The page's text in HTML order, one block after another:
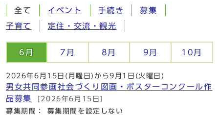
全て イベント 手続き
募集
子育て
定住・交流・観光
6月 7月 8月 9月 10月
2026年6月15日(月曜日)から9月1日(火曜日)
男女共同参画社会づくり図画・ポスターコンクール作
品募集
[2026年6月15日]
募集期間： 募集期間を設定しない